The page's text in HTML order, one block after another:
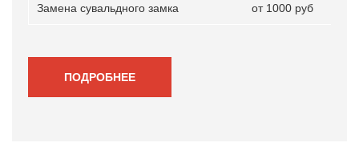
Замена сувальдного замка от 1000 руб
ПОДРОБНЕЕ